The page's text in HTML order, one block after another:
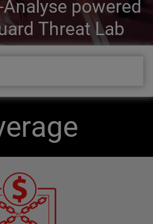
powered
Threat Lab